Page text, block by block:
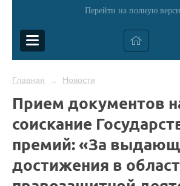
Перейти на полную
Главная → Новости
Прием документов
соискание
премий: «За
достижения в